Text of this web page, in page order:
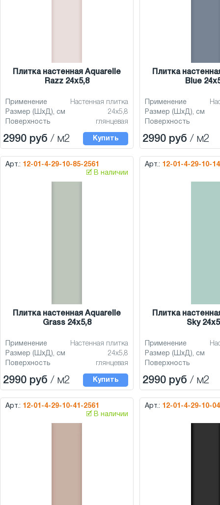
Плитка настенная Aquarelle
Razz 24x5,8
Применение
Настенная плитка
Размер (ШхД), см
24x5,8
Поверхность
глянцевая
2990 руб / м2 Купить
Плитка
Blue
Применение
Размер (ШхД), см
Поверхность
2990 руб / м2
Арт.: 12-01-4-29-10-85-2561
🗹 В наличии
Плитка настенная Aquarelle
Grass 24x5,8
Применение
Настенная плитка
Размер (ШхД), см
24x5,8
Поверхность
глянцевая
2990 руб / м2 Купить
Арт.: 12-01-4-29-10-
Плитка
Sky
Применение
Размер (ШхД), см
Поверхность
2990 руб / м2
Арт.: 12-01-4-29-10-41-2561
🗹 В наличии
Арт.: 12-01-4-29-10-